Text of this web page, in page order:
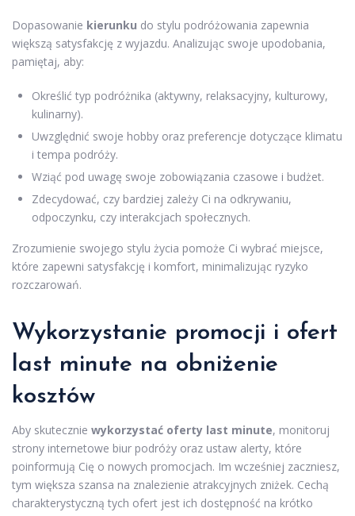
Dopasowanie kierunku do stylu podróżowania zapewnia
większą satysfakcję z wyjazdu. Analizując swoje upodobania,
pamiętaj, aby:
Określić typ podróżnika (aktywny, relaksacyjny, kulturowy,
kulinarny).
Uwzględnić swoje hobby oraz preferencje dotyczące klimatu
i tempa podróży.
Wziąć pod uwagę swoje zobowiązania czasowe i budżet.
Zdecydować, czy bardziej zależy Ci na odkrywaniu,
odpoczynku, czy interakcjach społecznych.
Zrozumienie swojego stylu życia pomoże Ci wybrać miejsce,
które zapewni satysfakcję i komfort, minimalizując ryzyko
rozczarowań.
Wykorzystanie promocji i ofert
last minute na obniżenie
kosztów
Aby skutecznie wykorzystać oferty last minute, monitoruj
strony internetowe biur podróży oraz ustaw alerty, które
poinformują Cię o nowych promocjach. Im wcześniej zaczniesz,
tym większa szansa na znalezienie atrakcyjnych zniżek. Cechą
charakterystyczną tych ofert jest ich dostępność na krótko